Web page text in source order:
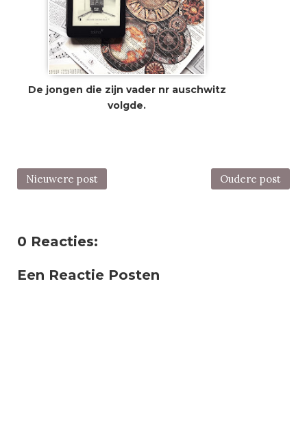
De jongen die zijn vader nr auschwitz
volgde.
Nieuwere post Oudere post
0 Reacties:
Een Reactie Posten